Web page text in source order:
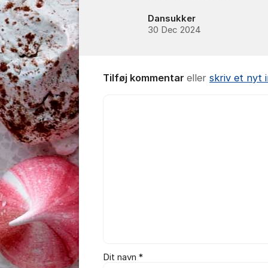
Dansukker
30 Dec 2024
Tilføj kommentar eller skriv et nyt
Dit navn *